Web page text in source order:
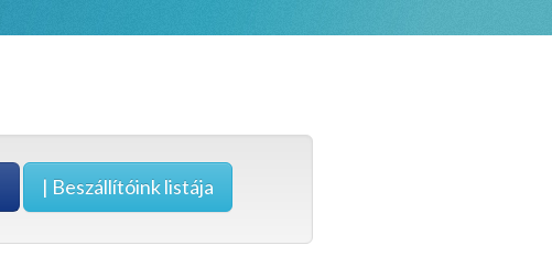
| Beszállítóink listája